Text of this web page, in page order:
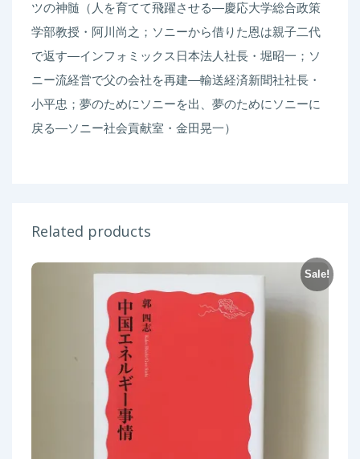
quantity
ツの神髄（人を育てて飛躍させる―慶応大学総合政策
学部教授・阿川尚之；ソニーから借りた恩は親子二代
で返す―インフォミックス日本法人社長・堀昭一；ソ
ニー流経営で父の会社を再建―輸送経済新聞社社長・
小平忠；夢のためにソニーを出、夢のためにソニーに
戻る―ソニー社会貢献室・金田晃一）
Related products
Sale!